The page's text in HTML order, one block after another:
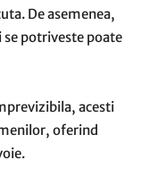
De asemenea,
se potriveste poate
acesti
oferind